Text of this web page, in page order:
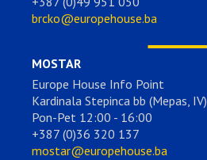
brcko@europehouse.ba
MOSTAR
Europe House Info Point
Kardinala Stepinca bb (Mepas, IV)
Pon-Pet 12:00 - 16:00
+387 (0)36 320 137
mostar@europehouse.ba